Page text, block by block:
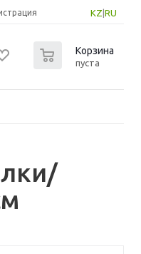
KZ RU
Корзина
пуста